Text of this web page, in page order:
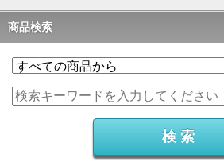
商品検索